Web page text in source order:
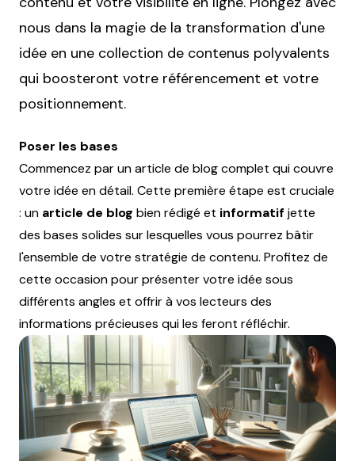
nous dans la magie de la transformation d'une
idée en une collection de contenus polyvalents
qui boosteront votre référencement et votre
positionnement.
Poser les bases
Commencez par un article de blog complet qui couvre
votre idée en détail. Cette première étape est cruciale
: un article de blog bien rédigé et informatif jette
des bases solides sur lesquelles vous pourrez bâtir
l'ensemble de votre stratégie de contenu. Profitez de
cette occasion pour présenter votre idée sous
différents angles et offrir à vos lecteurs des
informations précieuses qui les feront réfléchir.